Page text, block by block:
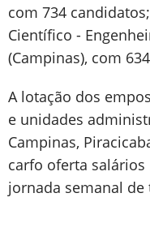
com 734
Científico -
(Campinas), com
A lotação dos
e unidades
Campinas,
carfo oferta salários
jornada semanal